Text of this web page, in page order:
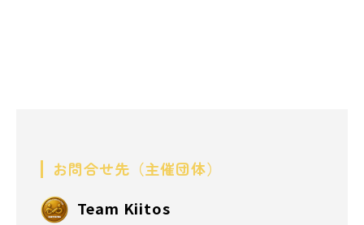
お問合せ先（主催団体）
Team Kiitos